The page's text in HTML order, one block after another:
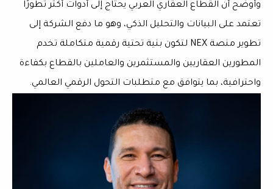
وأوضح أن القطاع العقاري العربي يحتاج إلى أدوات أكثر تطورًا
تعتمد على البيانات والتحليل الذكي، وهو ما دفع الشركة إلى
تطوير منصة NEX لتكون بنية تحتية رقمية متكاملة تخدم
المطورين العقاريين والمستثمرين والعاملين بالقطاع بكفاءة
واحترافية، بما يتوافق مع متطلبات التحول الرقمي العالمي.